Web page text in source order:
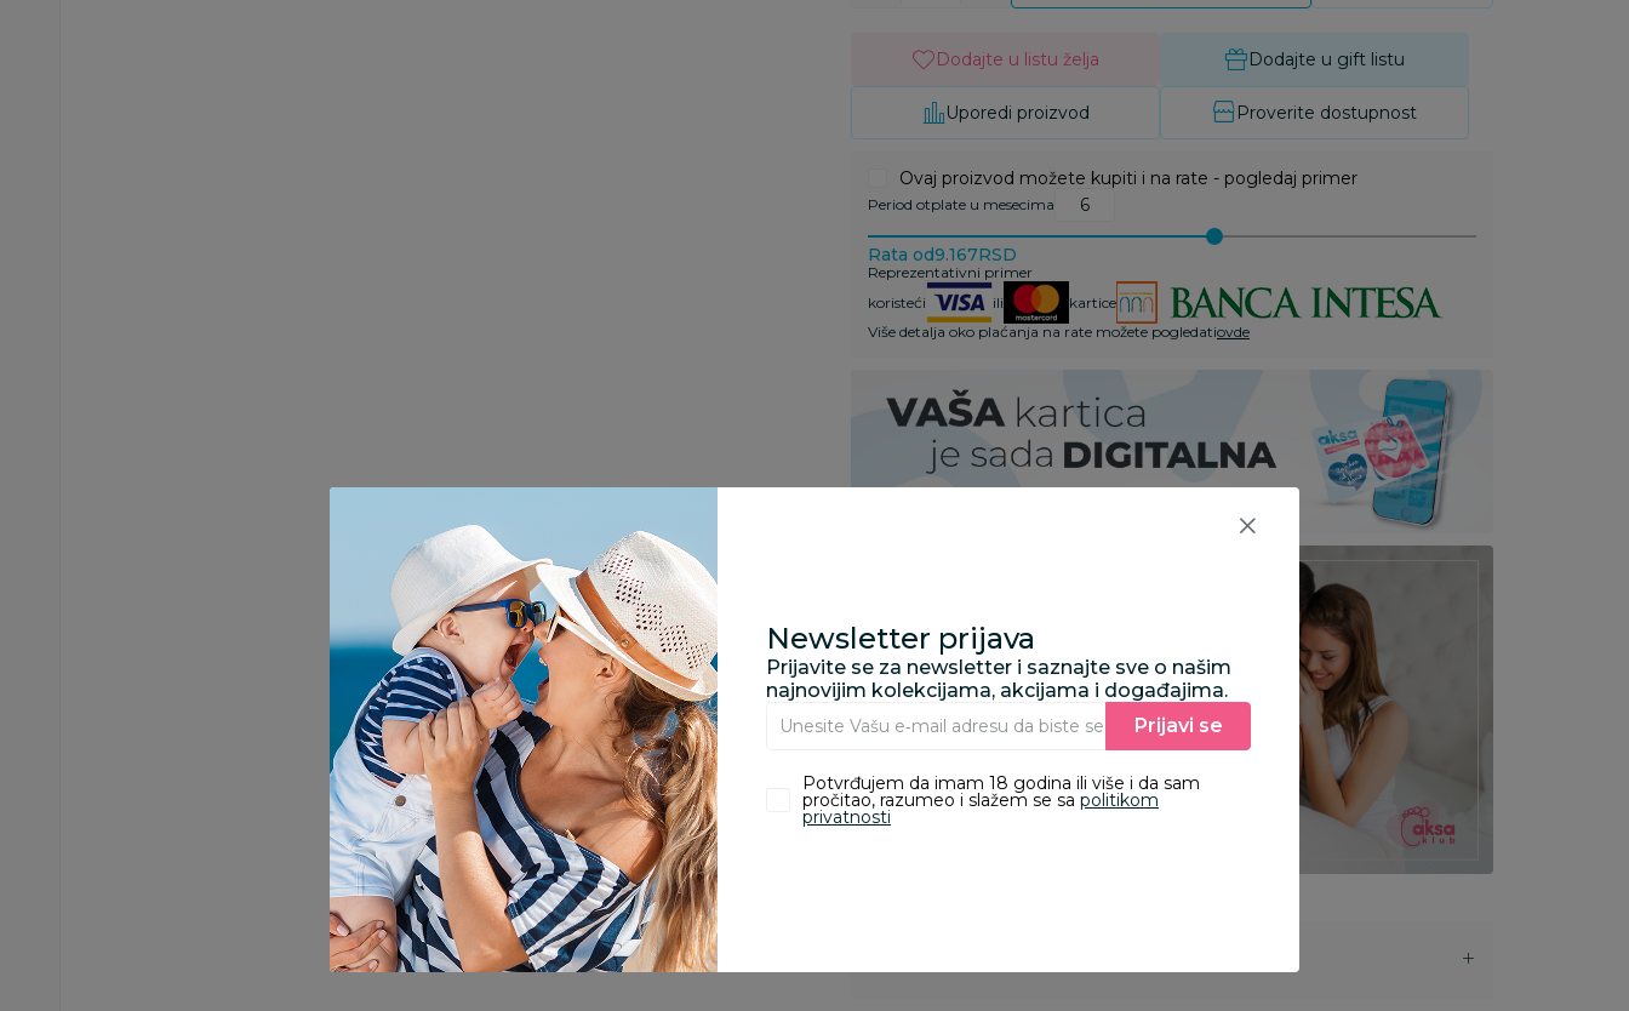
Dodajte u listu želja Dodajte u gift listu
Uporedi proizvod Proverite dostupnost
Ovaj proizvod možete kupiti i na rate - pogledaj primer
Period otplate u mesecima
Rata od9.167RSD
Reprezentativni primer
koristeći
ili
kartice
Više detalja oko plaćanja na rate možete pogledatiovde
Newsletter prijava
Prijavite se za newsletter i saznajte sve o našim
najnovijim kolekcijama, akcijama i događajima.
Unesite Vašu e‑mail adresu da biste se prijavili na newsletter.
Prijavi se
Potvrđujem da imam 18 godina ili više i da sam
pročitao, razumeo i slažem se sa politikom
privatnosti